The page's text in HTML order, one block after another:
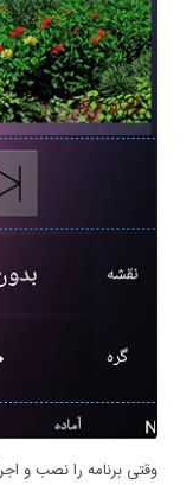
وقتی برنامه را نصب و